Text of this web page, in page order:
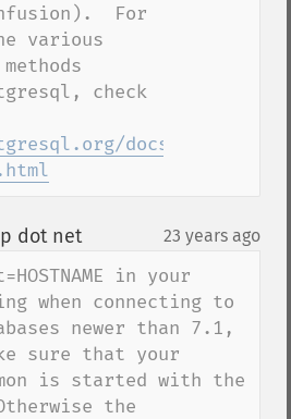
For
various
check
docs/7.4/
dot net¶ 23 years ago
in your
when connecting to
newer than 7.1,
sure that your
is started with the
the